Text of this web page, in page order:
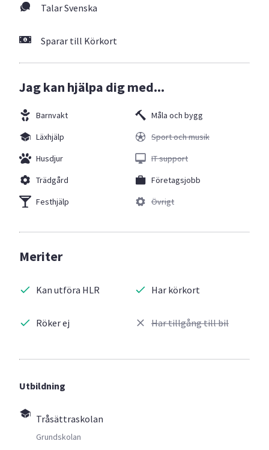
Talar Svenska
Sparar till Körkort
Jag kan hjälpa dig med...
Barnvakt
Läxhjälp
Husdjur
Trädgård
Festhjälp
Måla och bygg
Sport och musik
IT support
Företagsjobb
Övrigt
Meriter
Kan utföra HLR
Röker ej
Har körkort
Har tillgång till bil
Utbildning
Tråsättraskolan
Grundskolan